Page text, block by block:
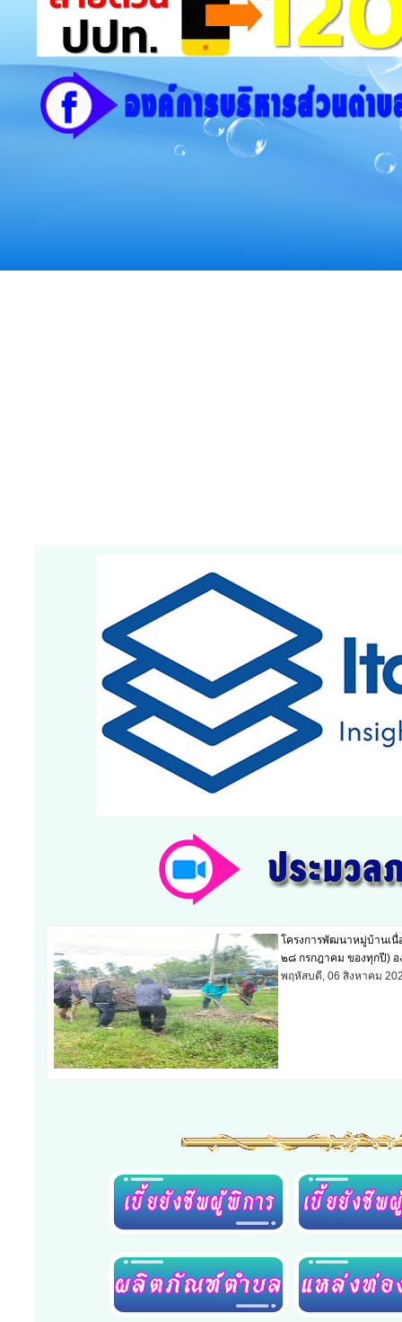
โครงการพัฒนาหมู่บ้านเนื่
๒๘ กรกฎาคม ของทุกปี) อ
พฤหัสบดี, 06 สิงหาคม